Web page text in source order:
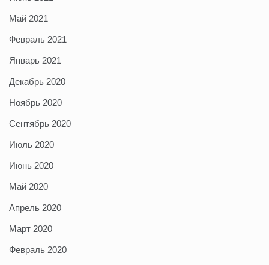
Май 2021
Февраль 2021
Январь 2021
Декабрь 2020
Ноябрь 2020
Сентябрь 2020
Июль 2020
Июнь 2020
Май 2020
Апрель 2020
Март 2020
Февраль 2020